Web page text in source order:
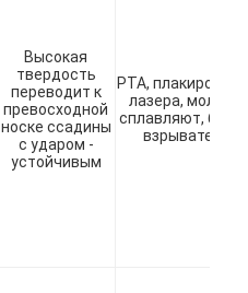
140-
325mesh
носка, оксидация
коррозионная
Высокая
твердость
переводит к
превосходной
носке ссадины
с ударом -
устойчивым
PTA,
лазера, молят и
сплавляют,
взрыватель